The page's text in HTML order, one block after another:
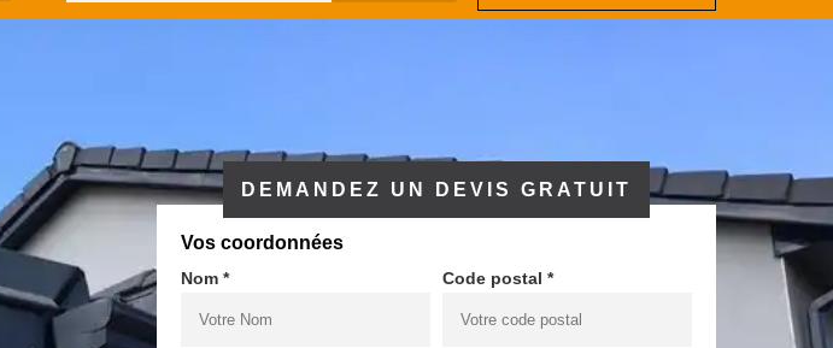
DEMANDEZ UN DEVIS GRATUIT
Vos coordonnées
Nom * Code postal *